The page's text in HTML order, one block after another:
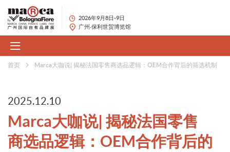
2026年9月8日-9日
广州·保利世贸博览馆
首页 Marca大咖说| 揭秘法国零售商选品逻辑：OEM合作背后的筛选机制
2025.12.10
Marca大咖说| 揭秘法国零售
商选品逻辑：OEM合作背后的